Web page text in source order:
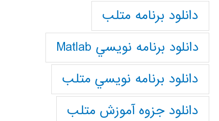
دانلود برنامه متلب
دانلود برنامه نويسي Matlab
دانلود برنامه نويسي متلب
دانلود جزوه آموزش متلب